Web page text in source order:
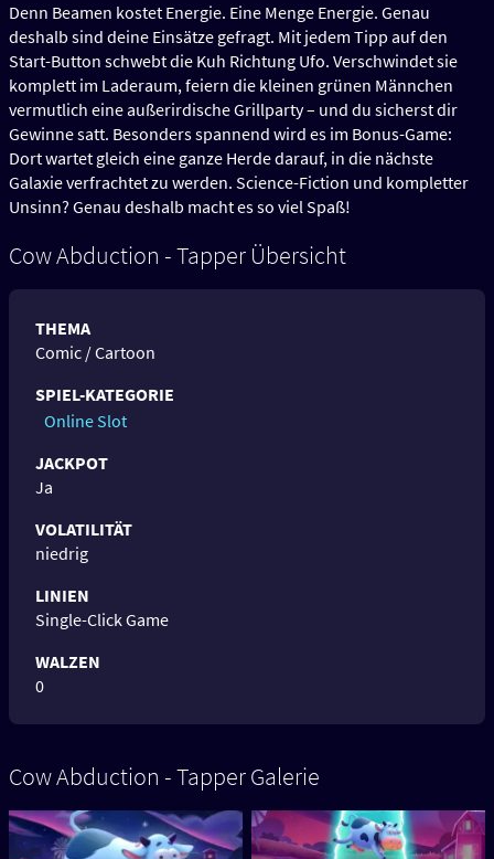
Denn Beamen kostet Energie. Eine Menge Energie. Genau
deshalb sind deine Einsätze gefragt. Mit jedem Tipp auf den
Start-Button schwebt die Kuh Richtung Ufo. Verschwindet sie
komplett im Laderaum, feiern die kleinen grünen Männchen
vermutlich eine außerirdische Grillparty – und du sicherst dir
Gewinne satt. Besonders spannend wird es im Bonus-Game:
Dort wartet gleich eine ganze Herde darauf, in die nächste
Galaxie verfrachtet zu werden. Science-Fiction und kompletter
Unsinn? Genau deshalb macht es so viel Spaß!
Cow Abduction - Tapper Übersicht
THEMA
Comic / Cartoon
SPIEL-KATEGORIE
Online Slot
JACKPOT
Ja
VOLATILITÄT
niedrig
LINIEN
Single-Click Game
WALZEN
0
Cow Abduction - Tapper Galerie